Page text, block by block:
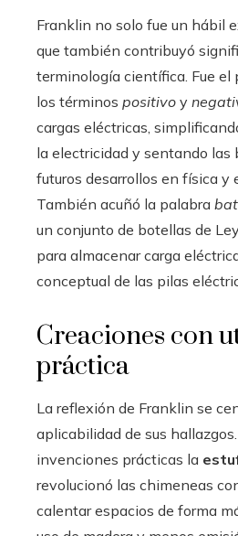
Franklin no solo fue un hábil
que también contribuyó
terminología científica. Fue el
los términos positivo y
cargas eléctricas,
la electricidad y sentando las
futuros desarrollos en física y
También acuñó la palabra
un conjunto de botellas de
para almacenar carga
conceptual de las pilas
Creaciones con
práctica
La reflexión de Franklin se
aplicabilidad de sus
invenciones prácticas la
revolucionó las chimeneas
calentar espacios de forma